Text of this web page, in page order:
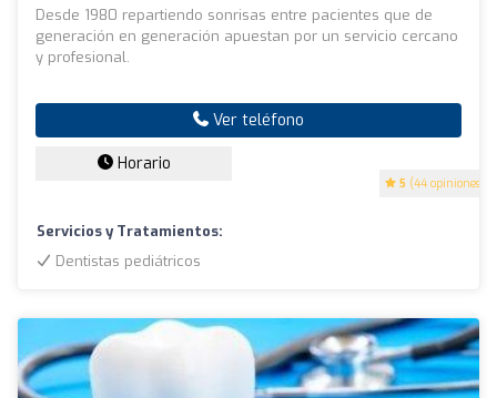
5 (44 opiniones)
Desde 1980 repartiendo sonrisas entre pacientes que de
generación en generación apuestan por un servicio cercano
y profesional.
Ver teléfono
Horario
Servicios y Tratamientos:
Dentistas pediátricos